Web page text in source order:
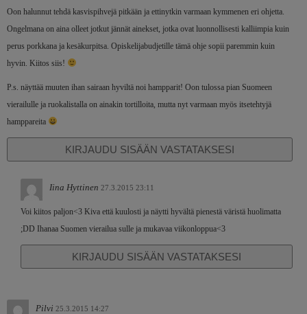
Oon halunnut tehdä kasvispihvejä pitkään ja ettinytkin varmaan kymmenen eri ohjetta.
Ongelmana on aina olleet jotkut jännät ainekset, jotka ovat luonnollisesti kalliimpia kuin
perus porkkana ja kesäkurpitsa. Opiskelijabudjetille tämä ohje sopii paremmin kuin
hyvin. Kiitos siis!
P.s. näyttää muuten ihan sairaan hyviltä noi hampparit! Oon tulossa pian Suomeen
vierailulle ja ruokalistalla on ainakin tortilloita, mutta nyt varmaan myös itsetehtyjä
hamppareita
KIRJAUDU SISÄÄN VASTATAKSESI
Iina Hyttinen 27.3.2015 23:11
Voi kiitos paljon<3 Kiva että kuulosti ja näytti hyvältä pienestä väristä huolimatta
;DD Ihanaa Suomen vierailua sulle ja mukavaa viikonloppua<3
KIRJAUDU SISÄÄN VASTATAKSESI
Pilvi 25.3.2015 14:27